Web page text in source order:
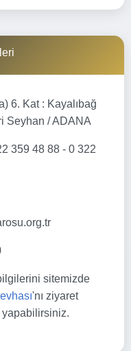
6. Kat : Kayalıbağ
Seyhan / ADANA
359 48 88 - 0 322
sitemizde
'nı ziyaret